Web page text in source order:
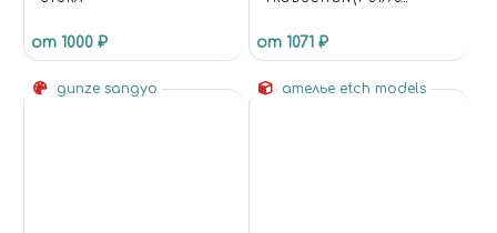
от 1000 ₽
НАЧАЛА 1943Г.)
от 1071 ₽
gunze sangyo ателье etch models